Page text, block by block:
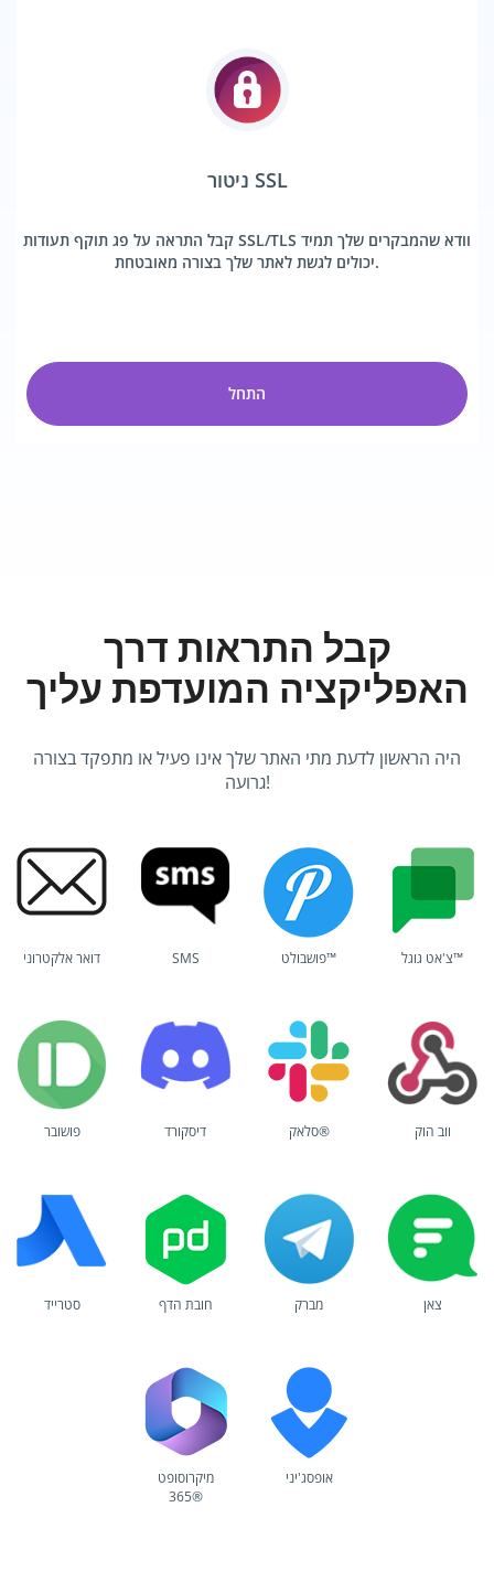
ניטור SSL
קבל התראה על פג תוקף תעודות SSL/TLS וודא שהמבקרים שלך תמיד
יכולים לגשת לאתר שלך בצורה מאובטחת.
התחל
קבל התראות דרך
האפליקציה המועדפת עליך
היה הראשון לדעת מתי האתר שלך אינו פעיל או מתפקד בצורה
גרועה!
דואר אלקטרוני SMS פושבולט™ צ'אט גוגל™
פושובר דיסקורד סלאק® ווב הוק
סטרייד חובת הדף מברק צאן
מיקרוסופט
365®
אופסג'יני